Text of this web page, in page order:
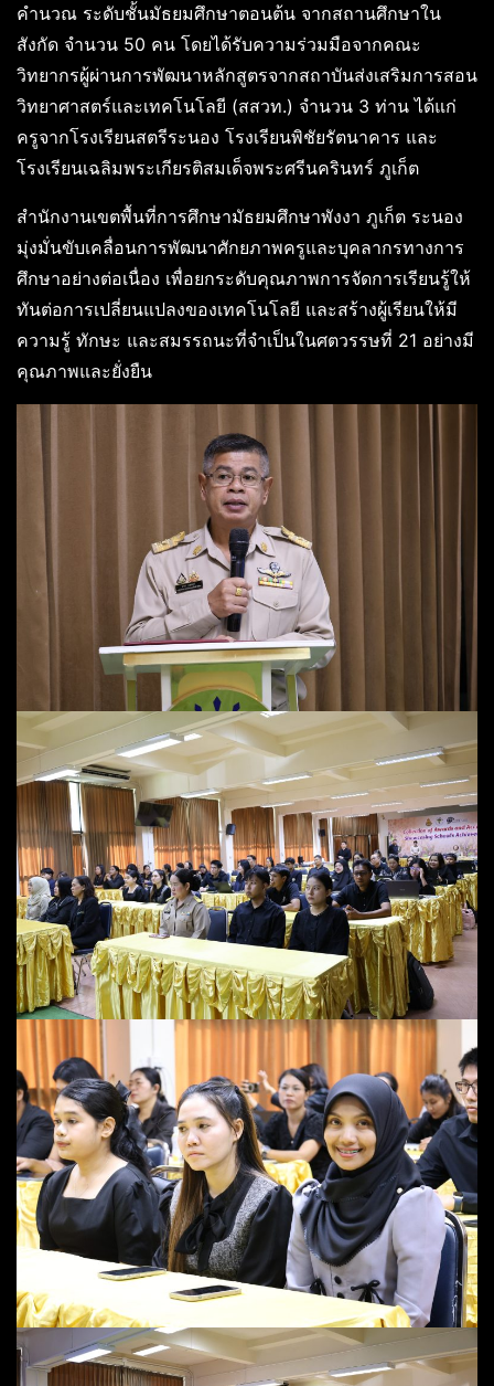
คำนวณ ระดับชั้นมัธยมศึกษาตอนต้น จากสถานศึกษาใน
สังกัด จำนวน 50 คน โดยได้รับความร่วมมือจากคณะ
วิทยากรผู้ผ่านการพัฒนาหลักสูตรจากสถาบันส่งเสริมการสอน
วิทยาศาสตร์และเทคโนโลยี (สสวท.) จำนวน 3 ท่าน ได้แก่
ครูจากโรงเรียนสตรีระนอง โรงเรียนพิชัยรัตนาคาร และ
โรงเรียนเฉลิมพระเกียรติสมเด็จพระศรีนครินทร์ ภูเก็ต
สำนักงานเขตพื้นที่การศึกษามัธยมศึกษาพังงา ภูเก็ต ระนอง
มุ่งมั่นขับเคลื่อนการพัฒนาศักยภาพครูและบุคลากรทางการ
ศึกษาอย่างต่อเนื่อง เพื่อยกระดับคุณภาพการจัดการเรียนรู้ให้
ทันต่อการเปลี่ยนแปลงของเทคโนโลยี และสร้างผู้เรียนให้มี
ความรู้ ทักษะ และสมรรถนะที่จำเป็นในศตวรรษที่ 21 อย่างมี
คุณภาพและยั่งยืน